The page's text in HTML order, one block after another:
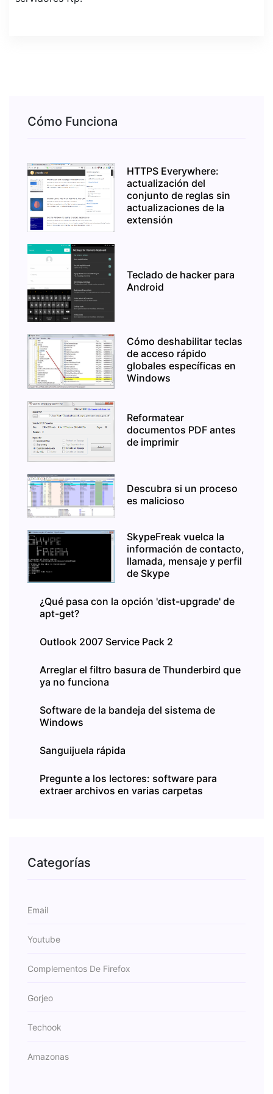
Cómo Funciona
HTTPS Everywhere:
actualización del
conjunto de reglas sin
actualizaciones de la
extensión
Teclado de hacker para
Android
Cómo deshabilitar teclas
de acceso rápido
globales específicas en
Windows
Reformatear
documentos PDF antes
de imprimir
Descubra si un proceso
es malicioso
SkypeFreak vuelca la
información de contacto,
llamada, mensaje y perfil
de Skype
¿Qué pasa con la opción 'dist-upgrade' de
apt-get?
Outlook 2007 Service Pack 2
Arreglar el filtro basura de Thunderbird que
ya no funciona
Software de la bandeja del sistema de
Windows
Sanguijuela rápida
Pregunte a los lectores: software para
extraer archivos en varias carpetas
Categorías
Email
Youtube
Complementos De Firefox
Gorjeo
Techook
Amazonas